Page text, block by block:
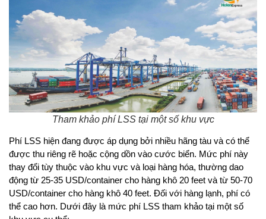
Tham khảo phí LSS tại một số khu vực
Phí LSS hiện đang được áp dụng bởi nhiều hãng tàu và có thể
được thu riêng rẽ hoặc cộng dồn vào cước biển. Mức phí này
thay đổi tùy thuộc vào khu vực và loại hàng hóa, thường dao
động từ 25-35 USD/container cho hàng khô 20 feet và từ 50-70
USD/container cho hàng khô 40 feet. Đối với hàng lạnh, phí có
thể cao hơn. Dưới đây là mức phí LSS tham khảo tại một số